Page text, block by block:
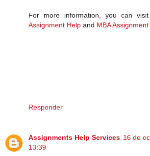
For more information, you can
Assignment Help and MBA
Responder
Assignments Help Services 16 de
13:39